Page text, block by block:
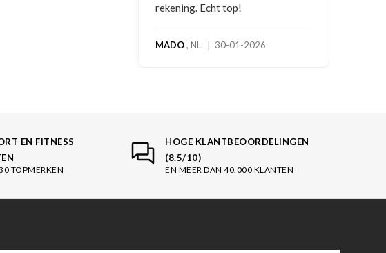
rekening. Echt top!
MADO, NL | 30-01-2026
EN FITNESS
TOPMERKEN
HOGE KLANTBEOORDELINGEN
(8.5/10)
EN MEER DAN 40.000 KLANTEN